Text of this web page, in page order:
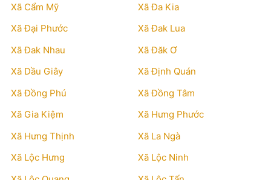
Xã Cẩm Mỹ
Xã Đa Kia
Xã Đại Phước
Xã Đak Lua
Xã Đak Nhau
Xã Đăk Ơ
Xã Dầu Giây
Xã Định Quán
Xã Đồng Phú
Xã Đồng Tâm
Xã Gia Kiệm
Xã Hưng Phước
Xã Hưng Thịnh
Xã La Ngà
Xã Lộc Hưng
Xã Lộc Ninh